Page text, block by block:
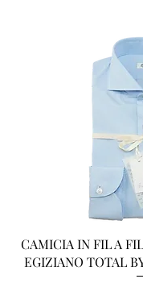
Vista
CAMICIA IN FIL A
EGIZIANO TOTAL